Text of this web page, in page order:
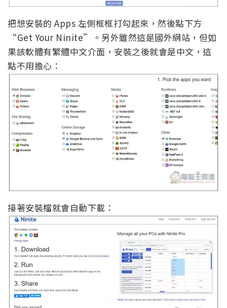
把想安裝的 Apps 左側框框打勾起來，然後點下方
“Get Your Ninite”。另外雖然這是國外網站，但如
果該軟體有繁體中文介面，安裝之後就會是中文，這
點不用擔心：
接著安裝檔就會自動下載：